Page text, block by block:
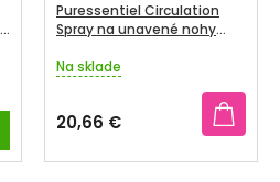
Puressentiel Circulation
Spray na unavené nohy
Priemerné
produktu
je
Na sklade
20,66 €